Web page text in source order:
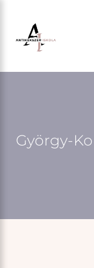
content
György-